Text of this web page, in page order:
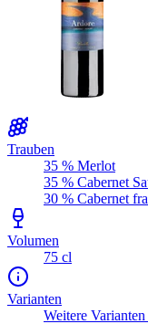
Trauben
35 % Merlot
35 % Cabernet
30 % Cabernet
Volumen
75 cl
Varianten
Weitere